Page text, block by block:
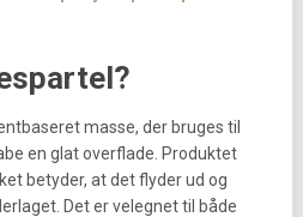
masse, der bruges til
en glat overflade. Produktet
betyder, at det flyder ud og
Det er velegnet til både